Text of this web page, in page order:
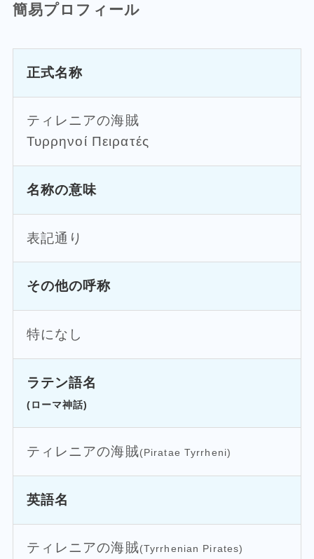
簡易プロフィール
正式名称
ティレニアの海賊
Τυρρηνοί Πειρατές
名称の意味
表記通り
その他の呼称
特になし
ラテン語名
(ローマ神話)
ティレニアの海賊(Piratae Tyrrheni)
英語名
ティレニアの海賊(Tyrrhenian Pirates)